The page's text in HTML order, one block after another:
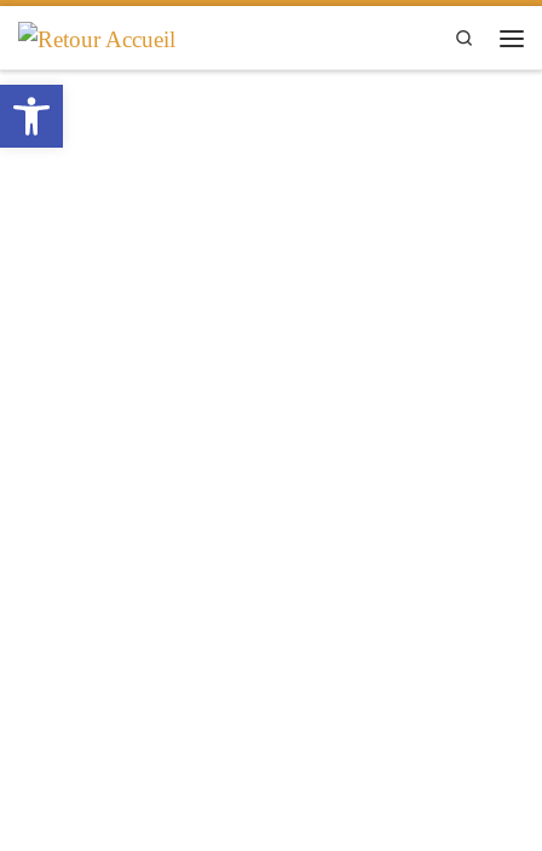
Passer au contenu Search
Ouvrir la barre d’outils